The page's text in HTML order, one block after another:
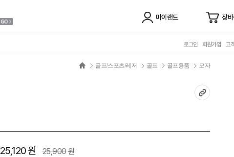
마이랜드 장
로그인 회원가입 고
골프/스포츠/레저 골프 골프용품 모자
25,120원 25,900원